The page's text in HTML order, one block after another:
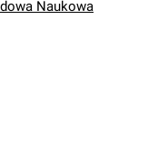
Naukowa